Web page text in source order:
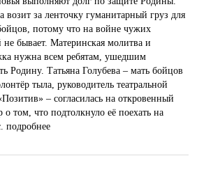
возит за ленточку гуманитарный груз для
потому что на войне чужих
не бывает. Материнская молитва и
нужна всем ребятам, ушедшим
Родину. Татьяна Голубева – мать бойцов
тыла, руководитель театральной
– согласилась на откровенный
о том, что подтолкнуло её поехать на
подробнее